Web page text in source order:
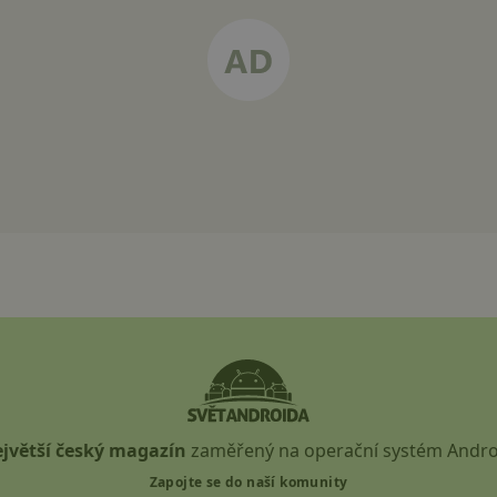
český magazín zaměřený na operační systém
Zapojte se do naší komunity